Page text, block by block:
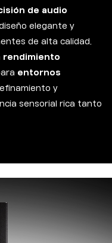
de audio
elegante y
de alta calidad,
rendimiento
entornos
y
sensorial rica tanto